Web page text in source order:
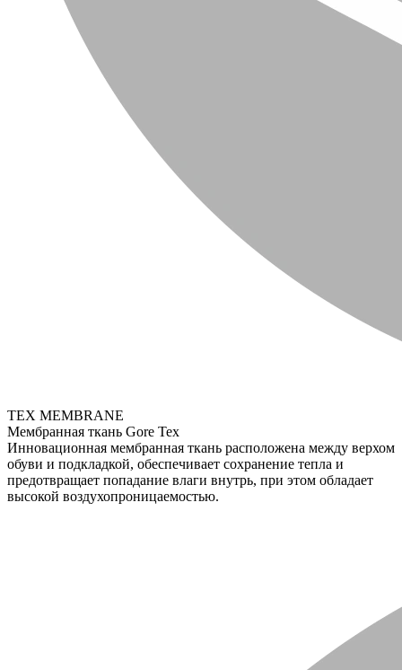
TEX MEMBRANE
Мембранная ткань Gore Tex
Инновационная мембранная ткань расположена между верхом
обуви и подкладкой, обеспечивает сохранение тепла и
предотвращает попадание влаги внутрь, при этом обладает
высокой воздухопроницаемостью.